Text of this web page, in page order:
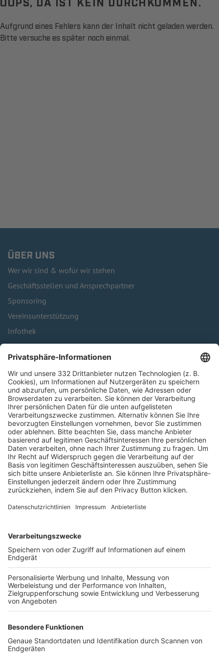
Aufgrund eines Fehlers kann der Inhalt nicht geladen werden.
Bitte versuche es später noch einmal.
ÜBER UNS
Wer wir sind & wofür wir stehen
Geschäftsstellen und Ansprechpartner
Sponsoring
Vereinsunterstützung
Infothek
Kontakt
HÄUFIG BESUCHTE SEITEN
Pässe und Vereinswechsel
Trainerausbildung
Schulungsangebot Vereinsmitarbeiter
BFV-Geschäftsstellen
Trainerbörse
Login SpielPlus
FOLGE DEM BFV
TOP-VEREINE
TOP-PARTNER